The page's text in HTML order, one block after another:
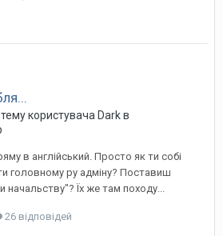
тему користувача Darkв
в англійський. Просто як ти собі
головному ру адміну? Поставиш
начальству"? Їх же там походу...
26 відповідей